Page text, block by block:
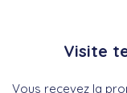
Visite
Vous recevez la